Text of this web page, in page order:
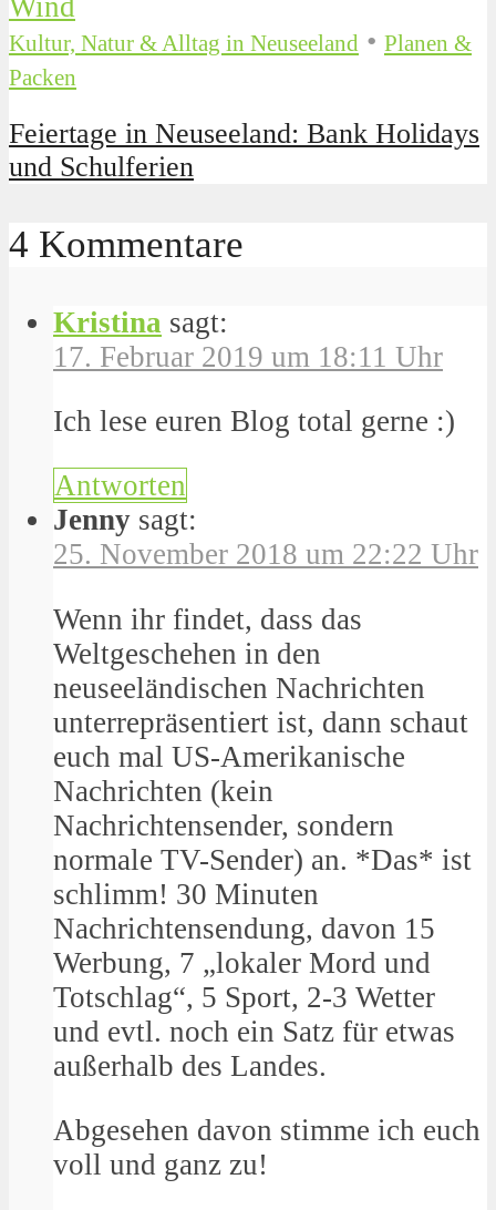
Kultur, Natur & Alltag in Neuseeland • Planen &
Packen
Feiertage in Neuseeland: Bank Holidays
und Schulferien
4 Kommentare
Kristina sagt:
17. Februar 2019 um 18:11 Uhr
Ich lese euren Blog total gerne :)
Antworten
Jenny sagt:
25. November 2018 um 22:22 Uhr
Wenn ihr findet, dass das
Weltgeschehen in den
neuseeländischen Nachrichten
unterrepräsentiert ist, dann schaut
euch mal US-Amerikanische
Nachrichten (kein
Nachrichtensender, sondern
normale TV-Sender) an. *Das* ist
schlimm! 30 Minuten
Nachrichtensendung, davon 15
Werbung, 7 „lokaler Mord und
Totschlag“, 5 Sport, 2-3 Wetter
und evtl. noch ein Satz für etwas
außerhalb des Landes.
Abgesehen davon stimme ich euch
voll und ganz zu!